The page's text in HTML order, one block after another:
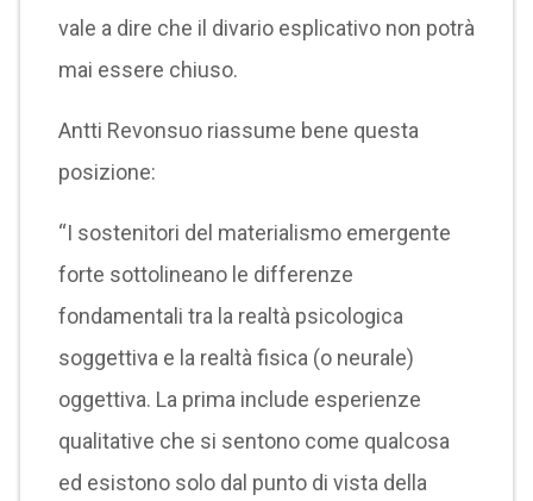
vale a dire che il divario esplicativo non potrà
mai essere chiuso.
Antti Revonsuo riassume bene questa
posizione:
“I sostenitori del materialismo emergente
forte sottolineano le differenze
fondamentali tra la realtà psicologica
soggettiva e la realtà fisica (o neurale)
oggettiva. La prima include esperienze
qualitative che si sentono come qualcosa
ed esistono solo dal punto di vista della